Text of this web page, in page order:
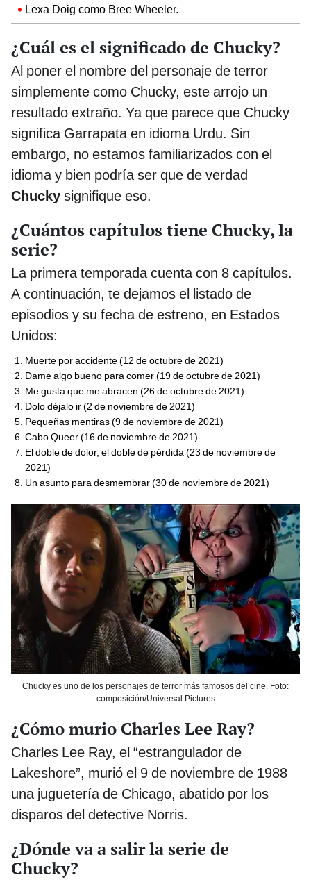
Lexa Doig como Bree Wheeler.
¿Cuál es el significado de Chucky?
Al poner el nombre del personaje de terror
simplemente como Chucky, este arrojo un
resultado extraño. Ya que parece que Chucky
significa Garrapata en idioma Urdu. Sin
embargo, no estamos familiarizados con el
idioma y bien podría ser que de verdad
Chucky signifique eso.
¿Cuántos capítulos tiene Chucky, la
serie?
La primera temporada cuenta con 8 capítulos.
A continuación, te dejamos el listado de
episodios y su fecha de estreno, en Estados
Unidos:
Muerte por accidente (12 de octubre de 2021)
Dame algo bueno para comer (19 de octubre de 2021)
Me gusta que me abracen (26 de octubre de 2021)
Dolo déjalo ir (2 de noviembre de 2021)
Pequeñas mentiras (9 de noviembre de 2021)
Cabo Queer (16 de noviembre de 2021)
El doble de dolor, el doble de pérdida (23 de noviembre de
2021)
Un asunto para desmembrar (30 de noviembre de 2021)
Chucky es uno de los personajes de terror más famosos del cine. Foto:
composición/Universal Pictures
¿Cómo murio Charles Lee Ray?
Charles Lee Ray, el “estrangulador de
Lakeshore”, murió el 9 de noviembre de 1988
una juguetería de Chicago, abatido por los
disparos del detective Norris.
¿Dónde va a salir la serie de
Chucky?